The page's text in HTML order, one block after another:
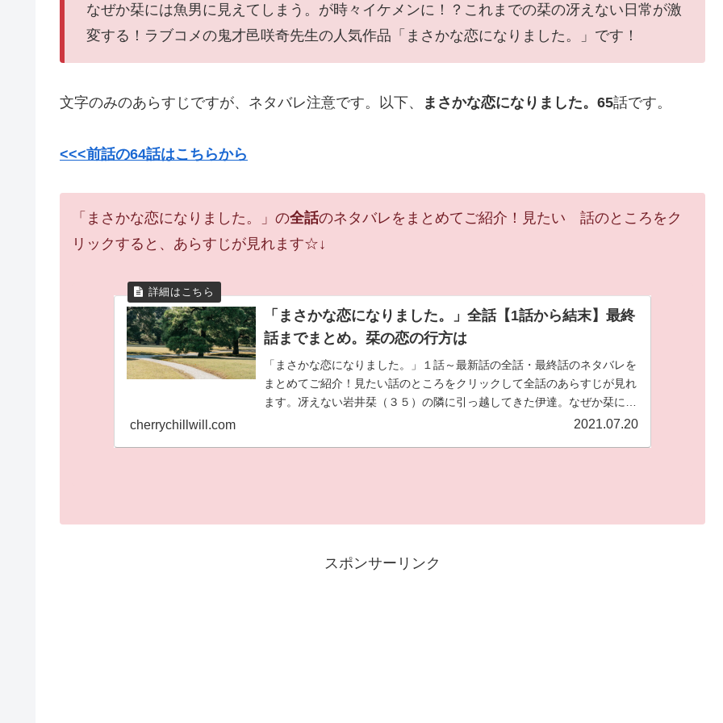
なぜか栞には魚男に見えてしまう。が時々イケメンに！？これまでの栞の冴えない日常が激
変する！ラブコメの鬼才邑咲奇先生の人気作品「まさかな恋になりました。」です！
文字のみのあらすじですが、ネタバレ注意です。以下、 まさかな恋になりました。65話です。
<<<前話の64話はこちらから
「まさかな恋になりました。」の全話のネタバレをまとめてご紹介！見たい 話のところをク
リックすると、あらすじが見れます☆↓
「まさかな恋になりました。」全話【1話から結末】最終
話までまとめ。栞の恋の行方は
「まさかな恋になりました。」１話～最新話の全話・最終話のネタバレを
まとめてご紹介！見たい話のところをクリックして全話のあらすじが見れ
ます。冴えない岩井栞（３５）の隣に引っ越してきた伊達。なぜか栞には
魚男に見えてしまう。が時々イケメンに！？これまでの冴えない日常が激
cherrychillwill.com 2021.07.20
スポンサーリンク